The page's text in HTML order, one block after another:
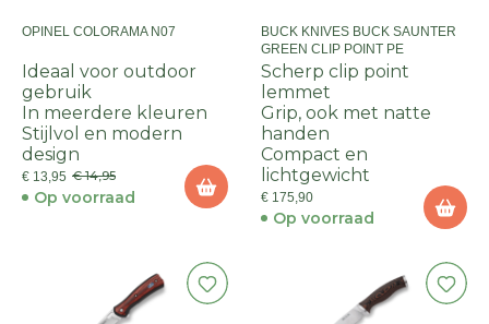
OPINEL COLORAMA N07
Ideaal voor outdoor
gebruik
In meerdere kleuren
Stijlvol en modern
design
€ 13,95 € 14,95
Op voorraad
BUCK KNIVES BUCK SAUNTER
GREEN CLIP POINT PE
Scherp clip point
lemmet
Grip, ook met natte
handen
Compact en
lichtgewicht
€ 175,90
Op voorraad